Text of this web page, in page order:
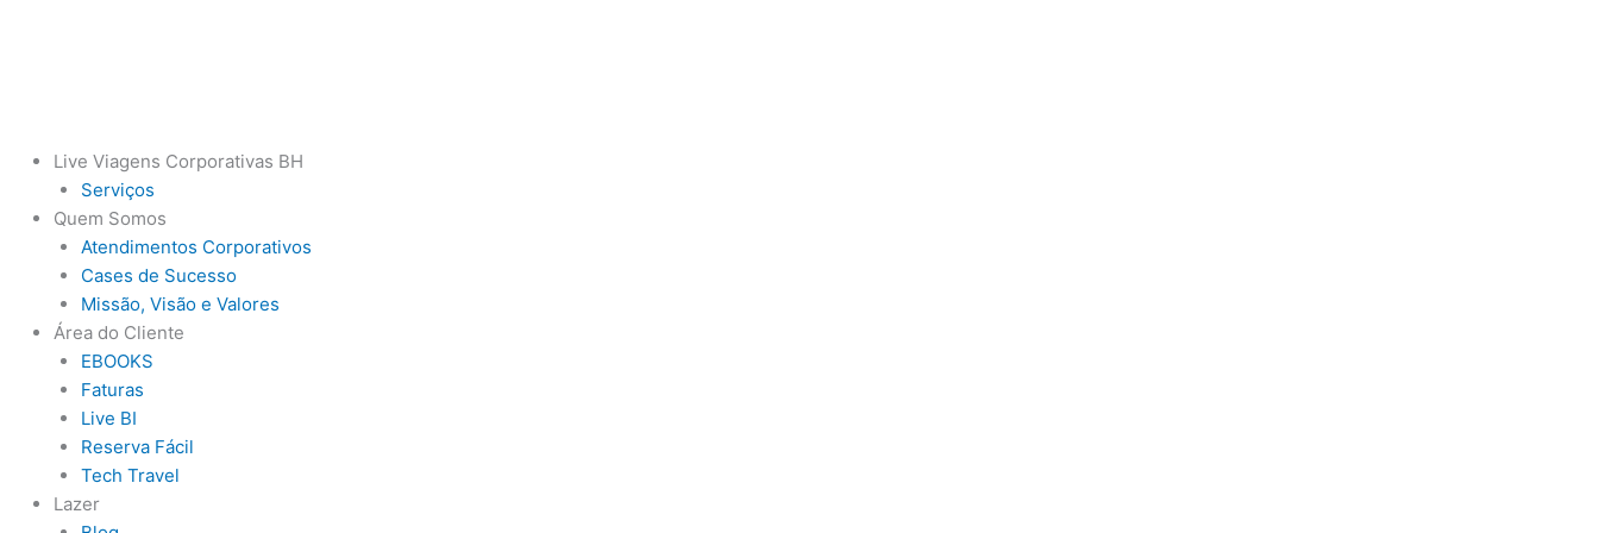
Live Viagens Corporativas BH
Serviços
Quem Somos
Atendimentos Corporativos
Cases de Sucesso
Missão, Visão e Valores
Área do Cliente
EBOOKS
Faturas
Live BI
Reserva Fácil
Tech Travel
Lazer